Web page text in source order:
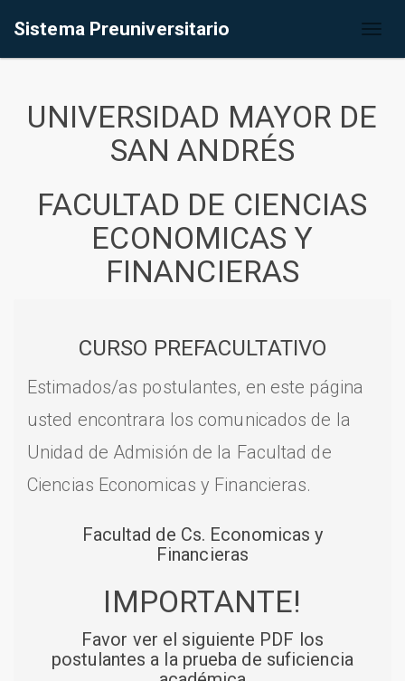
Sistema Preuniversitario
UNIVERSIDAD MAYOR DE
SAN ANDRÉS
FACULTAD DE CIENCIAS
ECONOMICAS Y
FINANCIERAS
CURSO PREFACULTATIVO
Estimados/as postulantes, en este página
usted encontrara los comunicados de la
Unidad de Admisión de la Facultad de
Ciencias Economicas y Financieras.
Facultad de Cs. Economicas y
Financieras
IMPORTANTE!
Favor ver el siguiente PDF los
postulantes a la prueba de suficiencia